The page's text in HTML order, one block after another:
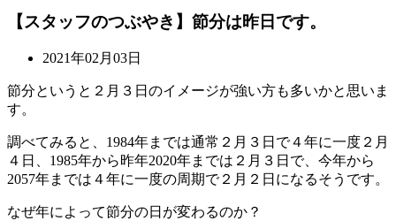
【スタッフのつぶやき】節分は昨日です。
2021年02月03日
節分というと２月３日のイメージが強い方も多いかと思いま
す。
調べてみると、1984年までは通常２月３日で４年に一度２月
４日、1985年から昨年2020年までは２月３日で、今年から
2057年までは４年に一度の周期で２月２日になるそうです。
なぜ年によって節分の日が変わるのか？